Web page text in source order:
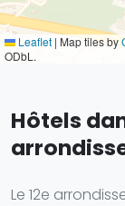
Leaflet | Map tiles by
ODbL.
Hôtels
Le 12e